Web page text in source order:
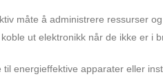
måte å administrere ressurser
ut elektronikk når de ikke er i
energieffektive apparater eller